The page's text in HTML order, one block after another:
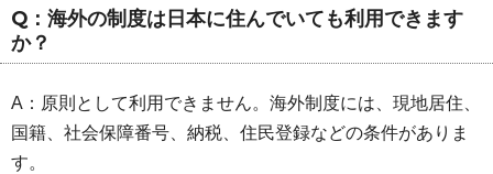
Q：海外の制度は日本に住んでいても利用できます
か？
A：原則として利用できません。海外制度には、現地居住、
国籍、社会保障番号、納税、住民登録などの条件がありま
す。